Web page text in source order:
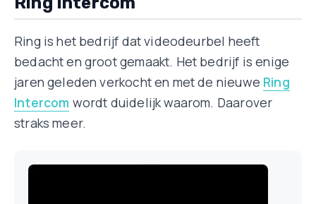
Ring is het bedrijf dat videodeurbel heeft
bedacht en groot gemaakt. Het bedrijf is enige
jaren geleden verkocht en met de nieuwe Ring
Intercom wordt duidelijk waarom. Daarover
straks meer.